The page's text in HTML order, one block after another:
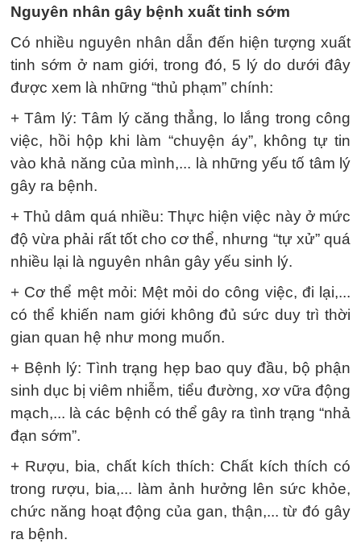
Nguyên nhân gây bệnh xuất tinh sớm
Có nhiều nguyên nhân dẫn đến hiện tượng xuất
tinh sớm ở nam giới, trong đó, 5 lý do dưới đây
được xem là những “thủ phạm” chính:
+ Tâm lý: Tâm lý căng thẳng, lo lắng trong công
việc, hồi hộp khi làm “chuyện áy”, không tự tin
vào khả năng của mình,... là những yếu tố tâm lý
gây ra bệnh.
+ Thủ dâm quá nhiều: Thực hiện việc này ở mức
độ vừa phải rất tốt cho cơ thể, nhưng “tự xử” quá
nhiều lại là nguyên nhân gây yếu sinh lý.
+ Cơ thể mệt mỏi: Mệt mỏi do công việc, đi lại,...
có thể khiến nam giới không đủ sức duy trì thời
gian quan hệ như mong muốn.
+ Bệnh lý: Tình trạng hẹp bao quy đầu, bộ phận
sinh dục bị viêm nhiễm, tiểu đường, xơ vữa động
mạch,... là các bệnh có thể gây ra tình trạng “nhả
đạn sớm”.
+ Rượu, bia, chất kích thích: Chất kích thích có
trong rượu, bia,... làm ảnh hưởng lên sức khỏe,
chức năng hoạt động của gan, thận,... từ đó gây
ra bệnh.